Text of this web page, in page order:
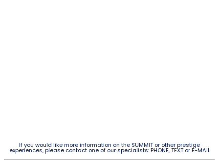
If you would like more information on the SUMMIT or other prestige
experiences, please contact one of our specialists: PHONE, TEXT or E-MAIL